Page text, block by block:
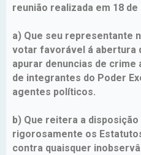
reunião realizada em 18
a) Que seu representante
votar favorável á abertura
apurar denuncias de
de integrantes do Poder
agentes políticos.
b) Que reitera a
rigorosamente os
contra quaisquer